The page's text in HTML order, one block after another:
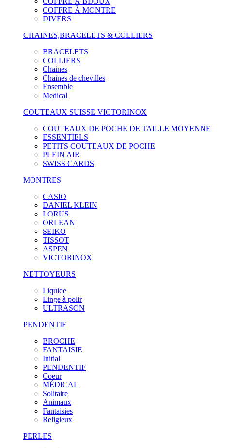
COFFRE À MONTRE
DIVERS
CHAINES,BRACELETS & COLLIERS
BRACELETS
COLLIERS
Chaines
Chaines de chevilles
Ensemble
Medical
COUTEAUX SUISSE VICTORINOX
COUTEAUX DE POCHE DE TAILLE MOYENNE
ESSENTIELS
PETITS COUTEAUX DE POCHE
PLEIN AIR
SWISS CARDS
MONTRES
CASIO
DANIEL KLEIN
LORUS
ORLEAN
SEIKO
TISSOT
ASPEN
VICTORINOX
NETTOYEURS
Liquide
Linge à polir
ULTRASON
PENDENTIF
BROCHE
FANTAISIE
Initial
PENDENTIF
Coeur
MÉDICAL
Solitaire
Animaux
Fantaisies
Religieux
PERLES